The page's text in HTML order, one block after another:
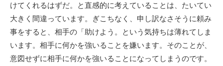
けてくれるはずだ。と直感的に考えていることは、たいてい
大きく間違っています。ぎこちなく、申し訳なさそうに頼み
事をすると、相手の「助けよう。という気持ちは薄れてしま
います。相手に何かを強いることを嫌います。そのことが、
意図せずに相手に何かを強いることになってしまうのです。